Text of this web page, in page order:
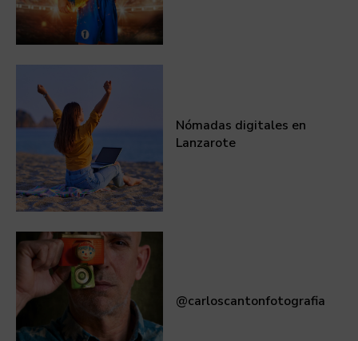
Nómadas digitales en
Lanzarote
@carloscantonfotografia